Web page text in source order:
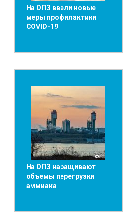
На ОПЗ ввели новые
меры профилактики
COVID-19
На ОПЗ наращивают
объемы перегрузки
аммиака